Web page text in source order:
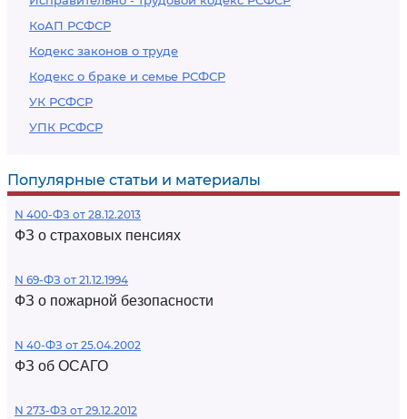
КоАП РСФСР
Кодекс законов о труде
Кодекс о браке и семье РСФСР
УК РСФСР
УПК РСФСР
Популярные статьи и материалы
N 400-ФЗ от 28.12.2013
ФЗ о страховых пенсиях
N 69-ФЗ от 21.12.1994
ФЗ о пожарной безопасности
N 40-ФЗ от 25.04.2002
ФЗ об ОСАГО
N 273-ФЗ от 29.12.2012